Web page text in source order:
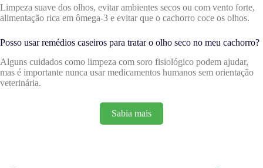
Limpeza suave dos olhos, evitar ambientes secos ou com vento forte,
alimentação rica em ômega-3 e evitar que o cachorro coce os olhos.
Posso usar remédios caseiros para tratar o olho seco no meu cachorro?
Alguns cuidados como limpeza com soro fisiológico podem ajudar,
mas é importante nunca usar medicamentos humanos sem orientação
veterinária.
Sabia mais